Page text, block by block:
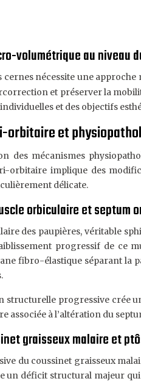
volumétrique au niveau
cernes nécessite une
et préserver la
et des objectifs
orbitaire et
des mécanismes
orbitaire implique des
délicate.
orbiculaire et septum
des paupières, véritable
progressif de ce
fibro-élastique séparant la
structurelle progressive crée
associée à l’altération du
graisseux malaire et
du coussinet graisseux
un déficit structural majeur